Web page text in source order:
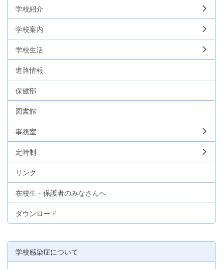
学校紹介
学校案内
学校生活
進路情報
保健部
図書館
事務室
定時制
リンク
在校生・保護者のみなさんへ
ダウンロード
学校感染症について